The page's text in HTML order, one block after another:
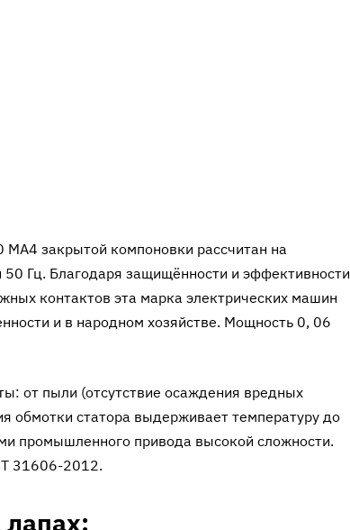
закрытой компоновки рассчитан на
50 Гц. Благодаря защищённости и эффективности
контактов эта марка электрических машин
и в народном хозяйстве. Мощность 0, 06
от пыли (отсутствие осаждения вредных
обмотки статора выдерживает температуру до
промышленного привода высокой сложности.
31606-2012.